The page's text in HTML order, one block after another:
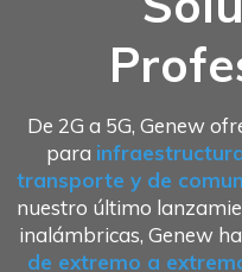
De 2G a 5G, Genew
para
transporte y de
nuestro último
inalámbricas, Genew
de extremo a